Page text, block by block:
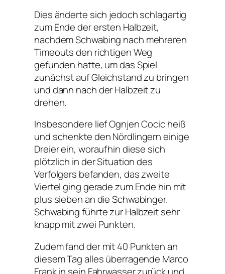
Dies änderte sich jedoch schlagartig
zum Ende der ersten Halbzeit,
nachdem Schwabing nach mehreren
Timeouts den richtigen Weg
gefunden hatte, um das Spiel
zunächst auf Gleichstand zu bringen
und dann nach der Halbzeit zu
drehen.
Insbesondere lief Ognjen Cocic heiß
und schenkte den Nördlingern einige
Dreier ein, woraufhin diese sich
plötzlich in der Situation des
Verfolgers befanden, das zweite
Viertel ging gerade zum Ende hin mit
plus sieben an die Schwabinger.
Schwabing führte zur Halbzeit sehr
knapp mit zwei Punkten.
Zudem fand der mit 40 Punkten an
diesem Tag alles überragende Marco
Frank in sein Fahrwasser zurück und